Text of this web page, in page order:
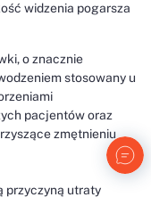
widzenia pogarsza
o znacznie
stosowany u
pacjentów oraz
zmętnieniu
przyczyną utraty